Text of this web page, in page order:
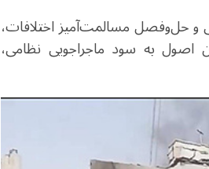
و حل‌وفصل مسالمت‌آمیز اختلافات،
اصول به سود ماجراجویی نظامی،